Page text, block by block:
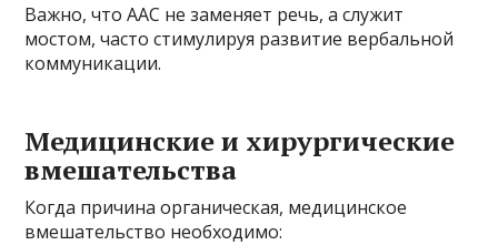
Важно, что AAC не заменяет речь, а служит
мостом, часто стимулируя развитие вербальной
коммуникации.
Медицинские и хирургические
вмешательства
Когда причина органическая, медицинское
вмешательство необходимо: